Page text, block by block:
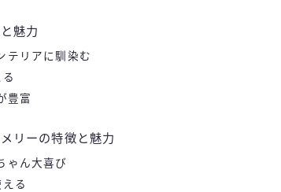
魅力
テリアに馴染む
豊富
リーの特徴と魅力
ゃん大喜び
る